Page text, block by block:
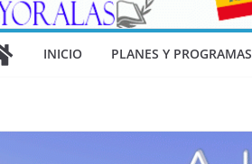
INICIO PLANES Y PROGRAMAS